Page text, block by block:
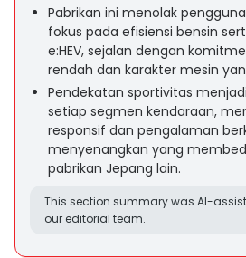
Pabrikan ini menolak
fokus pada efisiensi bensin
e:HEV, sejalan dengan
rendah dan karakter mesin
Pendekatan sportivitas
setiap segmen kendaraan,
responsif dan pengalaman
menyenangkan yang
pabrikan Jepang lain.
This section summary was AI-
our editorial team.